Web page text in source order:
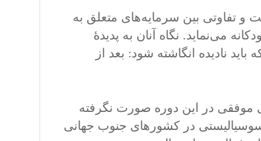
تفاوتی بین سرمایه‌های متعلق به
می‌نماید. نگاه آنان به پدیدۀ
نادیده انگاشته شود: بعد از
موفقی در این دوره صورت نگرفته
سوسیالیستی در کشورهای جنوب جهانی